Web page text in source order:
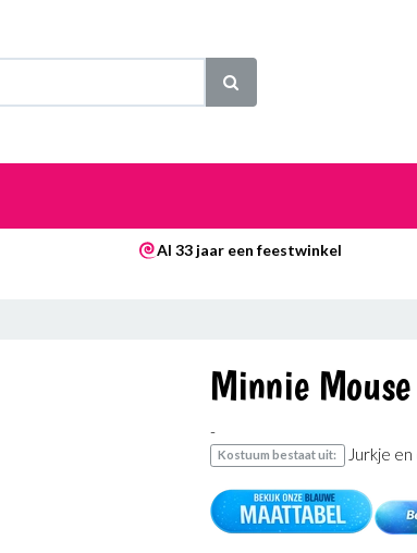
Al 33 jaar een feestwinkel
Minnie
-
Kostuum bestaat uit: Jurkje